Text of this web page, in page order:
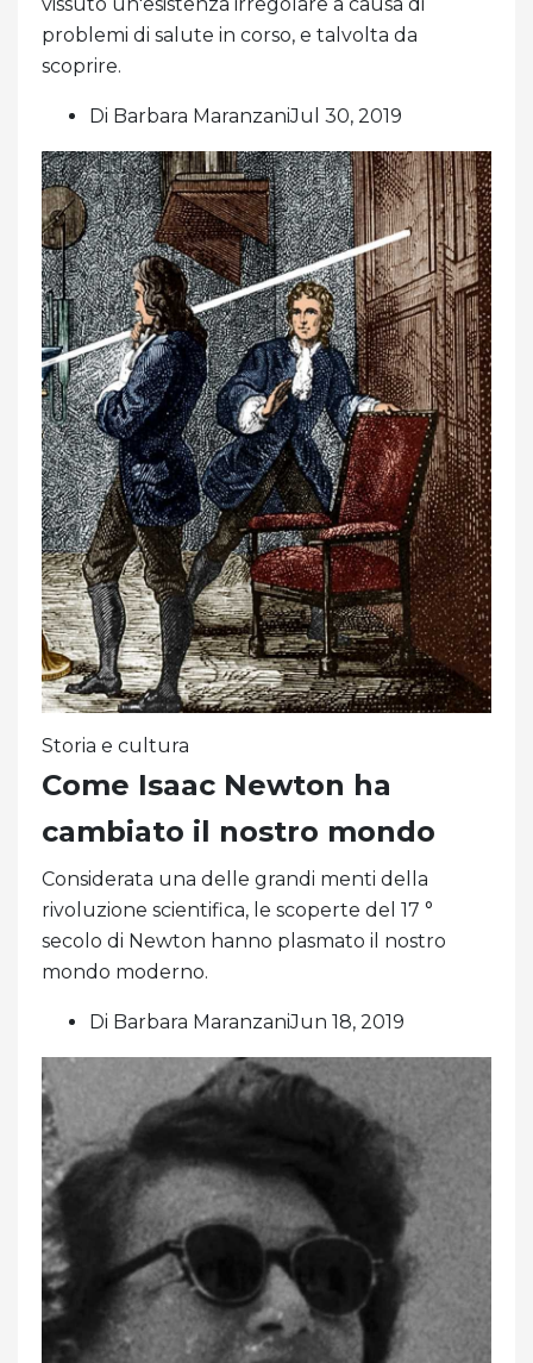
problemi di salute in corso, e talvolta da
scoprire.
Di Barbara MaranzaniJul 30, 2019
Storia e cultura
Come Isaac Newton ha
cambiato il nostro mondo
Considerata una delle grandi menti della
rivoluzione scientifica, le scoperte del 17 °
secolo di Newton hanno plasmato il nostro
mondo moderno.
Di Barbara MaranzaniJun 18, 2019